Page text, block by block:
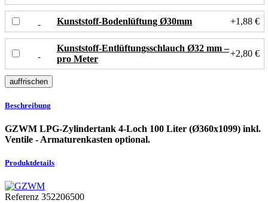
Kunststoff-Bodenlüftung Ø30mm +1,88 €
Kunststoff-Entlüftungsschlauch Ø32 mm –
pro Meter
+2,80 €
Beschreibung
GZWM LPG-Zylindertank 4-Loch 100 Liter (Ø360x1099) inkl.
Ventile - Armaturenkasten optional.
Produktdetails
Referenz 352206500